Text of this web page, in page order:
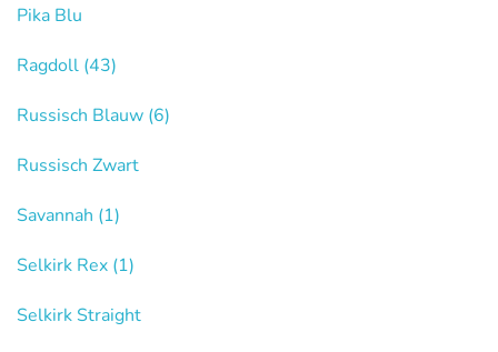
Pika Blu
Ragdoll (43)
Russisch Blauw (6)
Russisch Zwart
Savannah (1)
Selkirk Rex (1)
Selkirk Straight